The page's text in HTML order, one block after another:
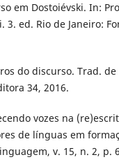
em Dostoiévski. In:
3. ed. Rio de Janeiro:
do discurso. Trad. de
34, 2016.
vozes na
de línguas em
v. 15, n. 2, p.